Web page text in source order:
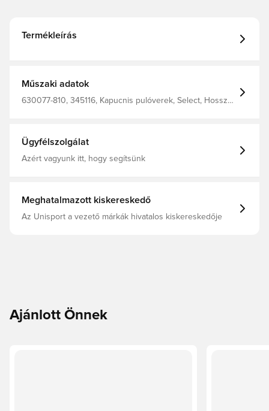
Termékleírás
Műszaki adatok
630077-810, 345116, Kapucnis pulóverek, Select, Hosszú
Ügyfélszolgálat
Azért vagyunk itt, hogy segítsünk
Meghatalmazott kiskereskedő
Az Unisport a vezető márkák hivatalos kiskereskedője
Ajánlott Önnek